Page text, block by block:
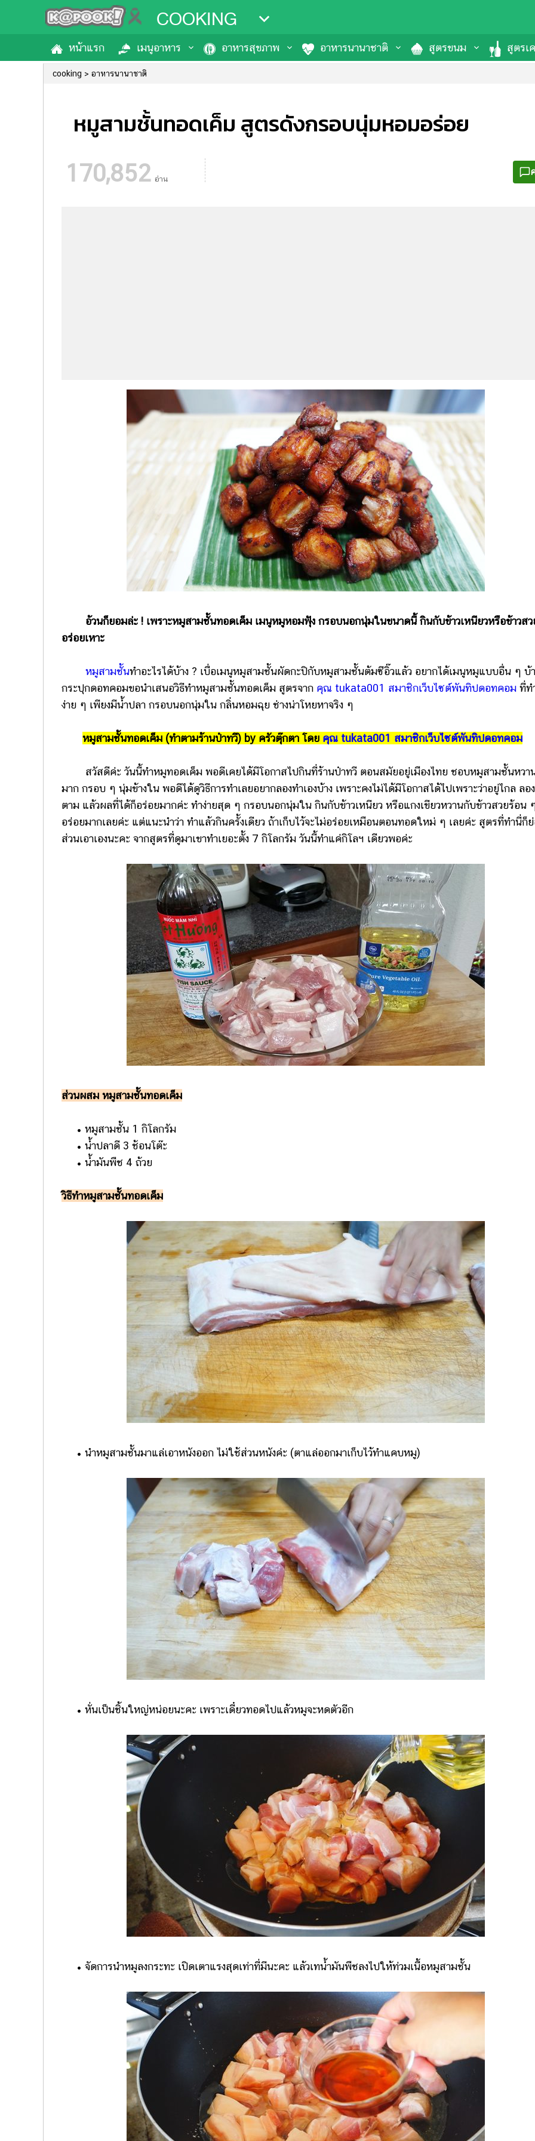
COOKING
หน้าแรก เมนูอาหาร อาหารสุขภาพ อาหารนานาชาติ สูตรขนม สูตรเ
cooking อาหารนานาชาติ
หมูสามชั้นทอดเค็ม สูตรดังกรอบนุ่มหอมอร่อย
170,852 อ่าน
อ้วนก็ยอมล่ะ ! เพราะหมูสามชั้นทอดเค็ม เมนูหมูหอมฟุ้ง กรอบนอกนุ่มในขนาดนี้ กินกับข้าวเหนียวหรือข้าวสว
อร่อยเหาะ
หมูสามชั้นทำอะไรได้บ้าง ? เบื่อเมนูหมูสามชั้นผัดกะปิกับหมูสามชั้นต้มซีอิ๊วแล้ว อยากได้เมนูหมูแบบอื่น ๆ บ้
กระปุกดอทคอมขอนำเสนอวิธีทำหมูสามชั้นทอดเค็ม สูตรจาก คุณ tukata001 สมาชิกเว็บไซต์พันทิปดอทคอม ที่ท
ง่าย ๆ เพียงมีน้ำปลา กรอบนอกนุ่มใน กลิ่นหอมฉุย ช่างน่าโหยหาจริง ๆ
หมูสามชั้นทอดเค็ม (ทำตามร้านป๋าทวี) by ครัวตุ๊กตา โดย คุณ tukata001 สมาชิกเว็บไซต์พันทิปดอทคอม
สวัสดีค่ะ วันนี้ทำหมูทอดเค็ม พอดีเคยได้มีโอกาสไปกินที่ร้านป๋าทวี ตอนสมัยอยู่เมืองไทย ชอบหมูสามชั้นหวา
มาก กรอบ ๆ นุ่มข้างใน พอดีได้ดูวิธีการทำเลยอยากลองทำเองบ้าง เพราะคงไม่ได้มีโอกาสได้ไปเพราะว่าอยู่ไกล ลอ
ตาม แล้วผลที่ได้ก็อร่อยมากค่ะ ทำง่ายสุด ๆ กรอบนอกนุ่มใน กินกับข้าวเหนียว หรือแกงเขียวหวานกับข้าวสวยร้อน
อร่อยมากเลยค่ะ แต่แนะนำว่า ทำแล้วกินครั้งเดียว ถ้าเก็บไว้จะไม่อร่อยเหมือนตอนทอดใหม่ ๆ เลยค่ะ สูตรที่ทำนี่ก็
ส่วนเอาเองนะคะ จากสูตรที่ดูมาเขาทำเยอะตั้ง 7 กิโลกรัม วันนี้ทำแค่กิโลฯ เดียวพอค่ะ
ส่วนผสม หมูสามชั้นทอดเค็ม
• หมูสามชั้น 1 กิโลกรัม
• น้ำปลาดี 3 ช้อนโต๊ะ
• น้ำมันพืช 4 ถ้วย
วิธีทำหมูสามชั้นทอดเค็ม
• นำหมูสามชั้นมาแล่เอาหนังออก ไม่ใช้ส่วนหนังค่ะ (ตาแล่ออกมาเก็บไว้ทำแคบหมู)
• หั่นเป็นชิ้นใหญ่หน่อยนะคะ เพราะเดี๋ยวทอดไปแล้วหมูจะหดตัวอีก
• จัดการนำหมูลงกระทะ เปิดเตาแรงสุดเท่าที่มีนะคะ แล้วเทน้ำมันพืชลงไปให้ท่วมเนื้อหมูสามชั้น